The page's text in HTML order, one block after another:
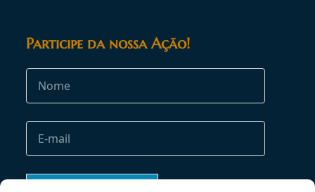
Participe da nossa Ação!